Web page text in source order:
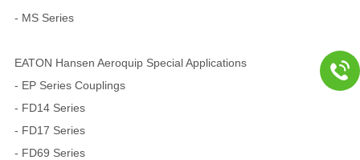
- MS Series
EATON Hansen Aeroquip Special Applications
- EP Series Couplings
- FD14 Series
- FD17 Series
- FD69 Series